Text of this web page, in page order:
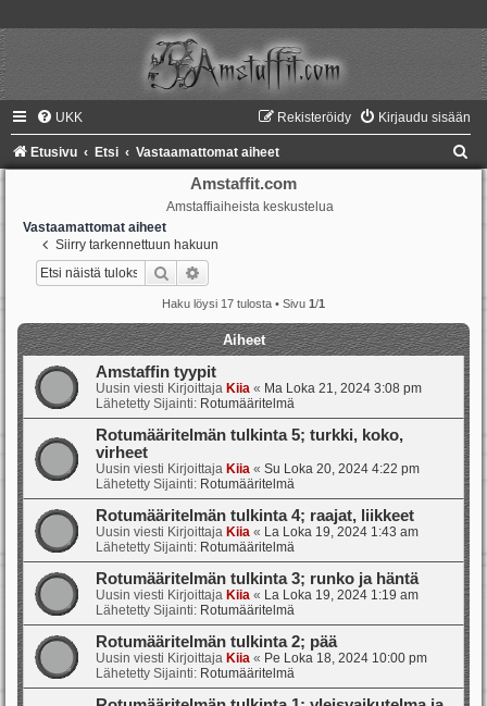
UKK Kirjaudu sisään
Rekisteröidy
Etusivu Etsi Vastaamattomat aiheet
Amstaffit.com
Amstaffiaiheista keskustelua
Vastaamattomat aiheet
Siirry tarkennettuun hakuun
Etsi
Haku löysi 17 tulosta • Sivu 1/1
Aiheet
Amstaffin tyypit
Uusin viesti Kirjoittaja Kiia « Ma Loka 21, 2024 3:08 pm
Lähetetty Sijainti: Rotumääritelmä
Rotumääritelmän tulkinta 5; turkki, koko,
virheet
Uusin viesti Kirjoittaja Kiia « Su Loka 20, 2024 4:22 pm
Lähetetty Sijainti: Rotumääritelmä
Rotumääritelmän tulkinta 4; raajat, liikkeet
Uusin viesti Kirjoittaja Kiia « La Loka 19, 2024 1:43 am
Lähetetty Sijainti: Rotumääritelmä
Rotumääritelmän tulkinta 3; runko ja häntä
Uusin viesti Kirjoittaja Kiia « La Loka 19, 2024 1:19 am
Lähetetty Sijainti: Rotumääritelmä
Rotumääritelmän tulkinta 2; pää
Uusin viesti Kirjoittaja Kiia « Pe Loka 18, 2024 10:00 pm
Lähetetty Sijainti: Rotumääritelmä